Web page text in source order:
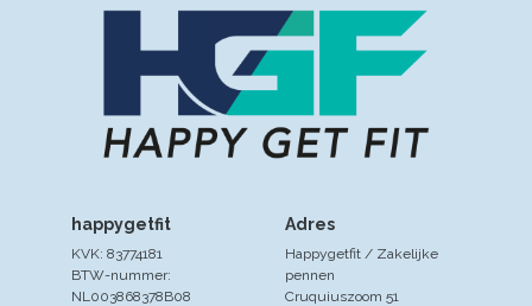
Adres
Happygetfit / Zakelijke
pennen
Cruquiuszoom 51
happygetfit
KVK: 83774181
BTW-nummer:
NL003868378B08